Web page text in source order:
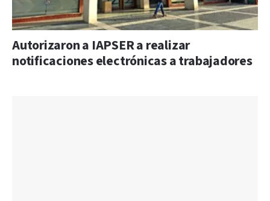
Autorizaron a IAPSER a realizar
notificaciones electrónicas a trabajadores